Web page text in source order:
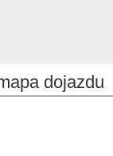
dojazdu